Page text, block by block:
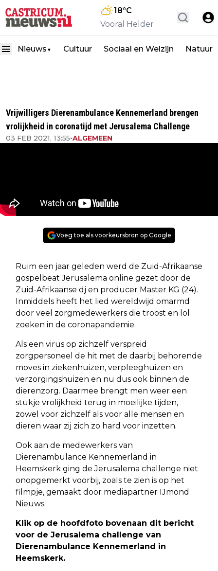
18°C
Vooral Helder
Nieuws ▼ Cultuur Sociaal en Welzijn Natuur
Vrijwilligers Dierenambulance Kennemerland brengen
vrolijkheid in coronatijd met Jerusalema Challenge
03 FEB 2021, 13:55•ALGEMEEN
Voeg toe als voorkeursbron op Google
Ruim een jaar geleden werd de Zuid-Afrikaanse
gospelbeat Jerusalema online gezet door de
Zuid-Afrikaanse dj en producer Master KG (24).
Inmiddels heeft het lied wereldwijd omarmd
door veel zorgmedewerkers die troost en lol
zoeken in de coronapandemie.
Als een virus op zichzelf verspreid
zorgpersoneel de hit met de daarbij behorende
moves in ziekenhuizen, verpleeghuizen en
verzorgingshuizen en nu dus ook binnen de
dierenzorg. Daarmee brengt men weer een
stukje vrolijkheid terug in moeilijke tijden,
zowel voor zichzelf als voor alle mensen en
dieren waar zij zich zo hard voor inzetten.
Ook aan de medewerkers van
Dierenambulance Kennemerland in
Heemskerk ging de Jerusalema challenge niet
onopgemerkt voorbij, zoals te zien is op het
filmpje, gemaakt door mediapartner IJmond
Nieuws.
Klik op de hoofdfoto bovenaan dit bericht
voor de Jerusalema challenge van
Dierenambulance Kennemerland in
Heemskerk.